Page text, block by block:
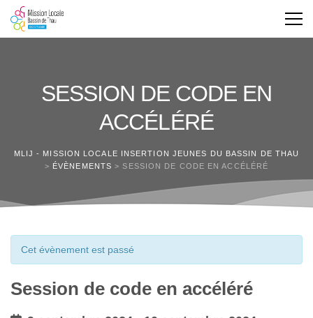
SESSION DE CODE EN
ACCÉLÉRÉ
MLIJ - MISSION LOCALE INSERTION JEUNES DU BASSIN DE THAU
> ÉVÈNEMENTS >SESSION DE CODE EN ACCÉLÉRÉ
Cet évènement est passé
Session de code en accéléré